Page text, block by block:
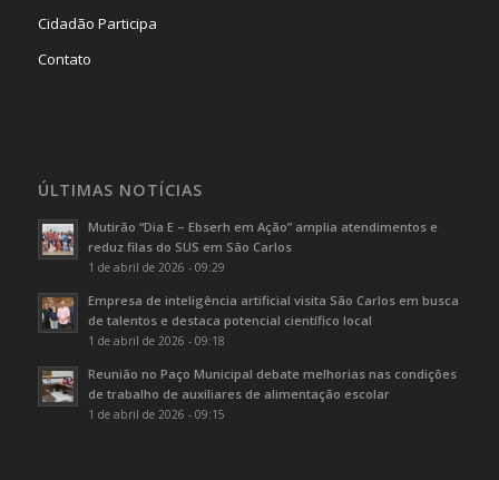
Cidadão Participa
Contato
ÚLTIMAS NOTÍCIAS
Mutirão “Dia E – Ebserh em Ação” amplia atendimentos e
reduz filas do SUS em São Carlos
1 de abril de 2026 - 09:29
Empresa de inteligência artificial visita São Carlos em busca
de talentos e destaca potencial científico local
1 de abril de 2026 - 09:18
Reunião no Paço Municipal debate melhorias nas condições
de trabalho de auxiliares de alimentação escolar
1 de abril de 2026 - 09:15